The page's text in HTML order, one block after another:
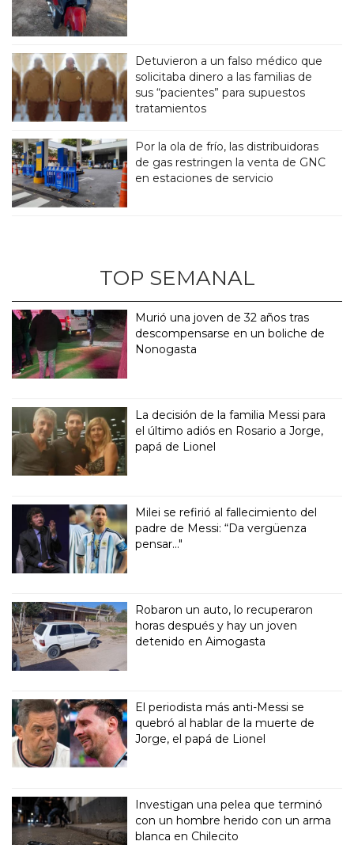
Detuvieron a un falso médico que
solicitaba dinero a las familias de
sus “pacientes” para supuestos
tratamientos
Por la ola de frío, las distribuidoras
de gas restringen la venta de GNC
en estaciones de servicio
TOP SEMANAL
Murió una joven de 32 años tras
descompensarse en un boliche de
Nonogasta
La decisión de la familia Messi para
el último adiós en Rosario a Jorge,
papá de Lionel
Milei se refirió al fallecimiento del
padre de Messi: “Da vergüenza
pensar..."
Robaron un auto, lo recuperaron
horas después y hay un joven
detenido en Aimogasta
El periodista más anti-Messi se
quebró al hablar de la muerte de
Jorge, el papá de Lionel
Investigan una pelea que terminó
con un hombre herido con un arma
blanca en Chilecito